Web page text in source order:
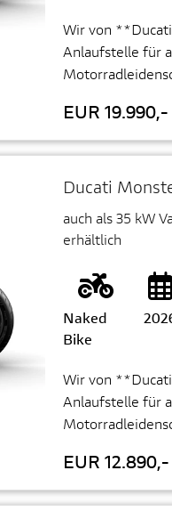
Wir von
Anlaufstelle für
EUR 19.990,-
Ducati
auch als 35 kW
erhältlich
Naked
Bike
Wir von
Anlaufstelle für
EUR 12.890,-